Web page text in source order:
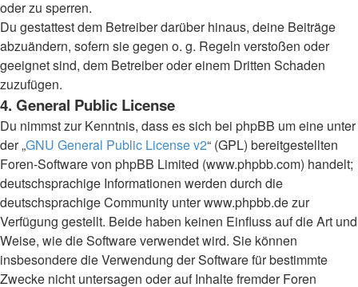
oder zu sperren.
Du gestattest dem Betreiber darüber hinaus, deine Beiträge
abzuändern, sofern sie gegen o. g. Regeln verstoßen oder
geeignet sind, dem Betreiber oder einem Dritten Schaden
zuzufügen.
4. General Public License
Du nimmst zur Kenntnis, dass es sich bei phpBB um eine unter
der „GNU General Public License v2“ (GPL) bereitgestellten
Foren-Software von phpBB Limited (www.phpbb.com) handelt;
deutschsprachige Informationen werden durch die
deutschsprachige Community unter www.phpbb.de zur
Verfügung gestellt. Beide haben keinen Einfluss auf die Art und
Weise, wie die Software verwendet wird. Sie können
insbesondere die Verwendung der Software für bestimmte
Zwecke nicht untersagen oder auf Inhalte fremder Foren